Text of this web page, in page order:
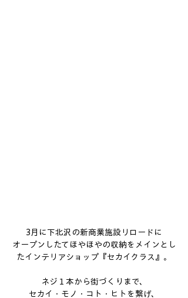
3月に下北沢の新商業施設リロードに
オープンしたてほやほやの収納をメインとし
たインテリアショップ『セカイクラス』。
ネジ１本から街づくりまで、
セカイ・モノ・コト・ヒトを繋げ、